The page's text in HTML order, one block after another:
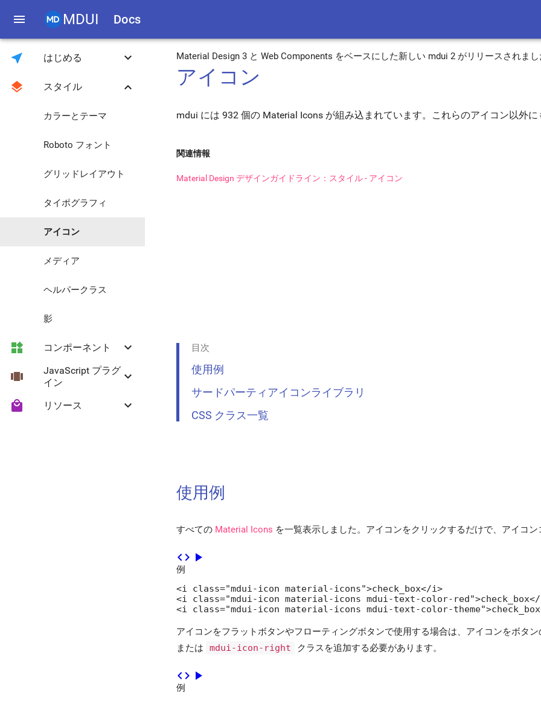
menu MDUI Docs
near_me はじめる keyboard_arrow_down
イントロダクション
ダウンロード
互換性
JavaScript ユーティリ
ティ
JavaScript グローバル
メソッド
0.4.3 から 1.0.0 へのア
ップグレード
layers スタイル keyboard_arrow_down
カラーとテーマ
Roboto フォント
グリッドレイアウト
タイポグラフィ
アイコン
メディア
ヘルパークラス
影
widgets コンポーネント keyboard_arrow_down
リップル効果
ボタン
view_carousel
JavaScript プラグ
イン
keyboard_arrow_down
折りたたみ
local_mall リソース keyboard_arrow_down
Material Design 3 と Web Components をベースにした新しい mdui 2 がリリースされまし
アイコン
mdui には 932 個の Material Icons が組み込まれています。これらのアイコン以外
関連情報
Material Design デザインガイドライン：スタイル - アイコン
目次
使用例
サードパーティアイコンライブラリ
CSS クラス一覧
使用例
すべての Material Icons を一覧表示しました。アイコンをクリックするだけで、アイコン
code play_arrow
例
<i class="mdui-icon material-icons">check_box</i>
<i class="mdui-icon material-icons mdui-text-color-
<i class="mdui-icon material-icons mdui-text-color-
アイコンをフラットボタンやフローティングボタンで使用する場合は、アイコンをボタン
または
mdui-icon-right クラスを追加する必要があります。
code play_arrow
例